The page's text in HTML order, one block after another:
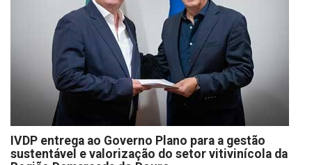
IVDP entrega ao Governo Plano para a gestão
sustentável e valorização do setor vitivinícola da